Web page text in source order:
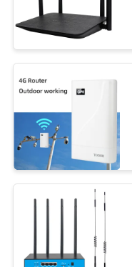
GEVALLEN
VERZOEK
OM EEN
VR
SITEMAP
PRIVACY